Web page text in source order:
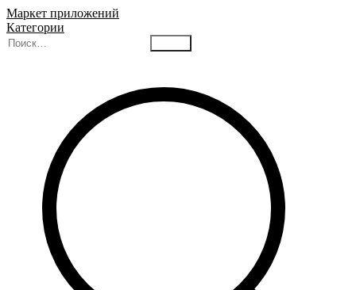
Маркет приложений
Категории